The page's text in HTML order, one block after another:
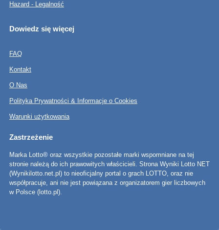
Hazard - Legalność
Dowiedz się więcej
FAQ
Kontakt
O Nas
Polityka Prywatności & Informacje o Cookies
Warunki użytkowania
Zastrzeżenie
Marka Lotto® oraz wszystkie pozostałe marki wspomniane na tej
stronie należą do ich prawowitych właścicieli. Strona Wyniki Lotto NET
(Wynikilotto.net.pl) to nieoficjalny portal o grach LOTTO, oraz nie
współpracuje, ani nie jest powiązana z organizatorem gier liczbowych
w Polsce (lotto.pl).